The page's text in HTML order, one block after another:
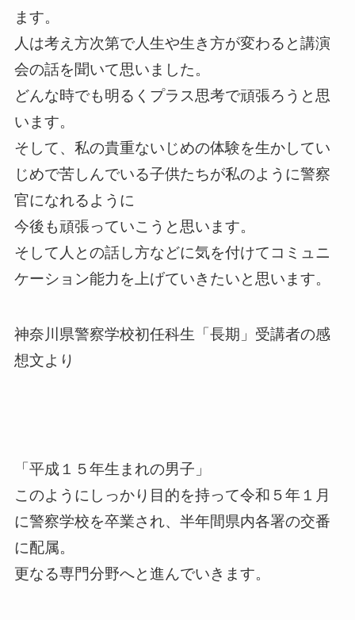
ます。
人は考え方次第で人生や生き方が変わると講演
会の話を聞いて思いました。
どんな時でも明るくプラス思考で頑張ろうと思
います。
そして、私の貴重ないじめの体験を生かしてい
じめで苦しんでいる子供たちが私のように警察
官になれるように
今後も頑張っていこうと思います。
そして人との話し方などに気を付けてコミュニ
ケーション能力を上げていきたいと思います。
神奈川県警察学校初任科生「長期」受講者の感
想文より
「平成１５年生まれの男子」
このようにしっかり目的を持って令和５年１月
に警察学校を卒業され、半年間県内各署の交番
に配属。
更なる専門分野へと進んでいきます。